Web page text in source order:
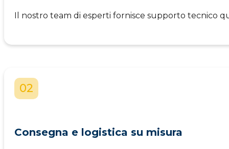
Il nostro team di esperti fornisce supporto tecnico
02
Consegna e logistica su misura